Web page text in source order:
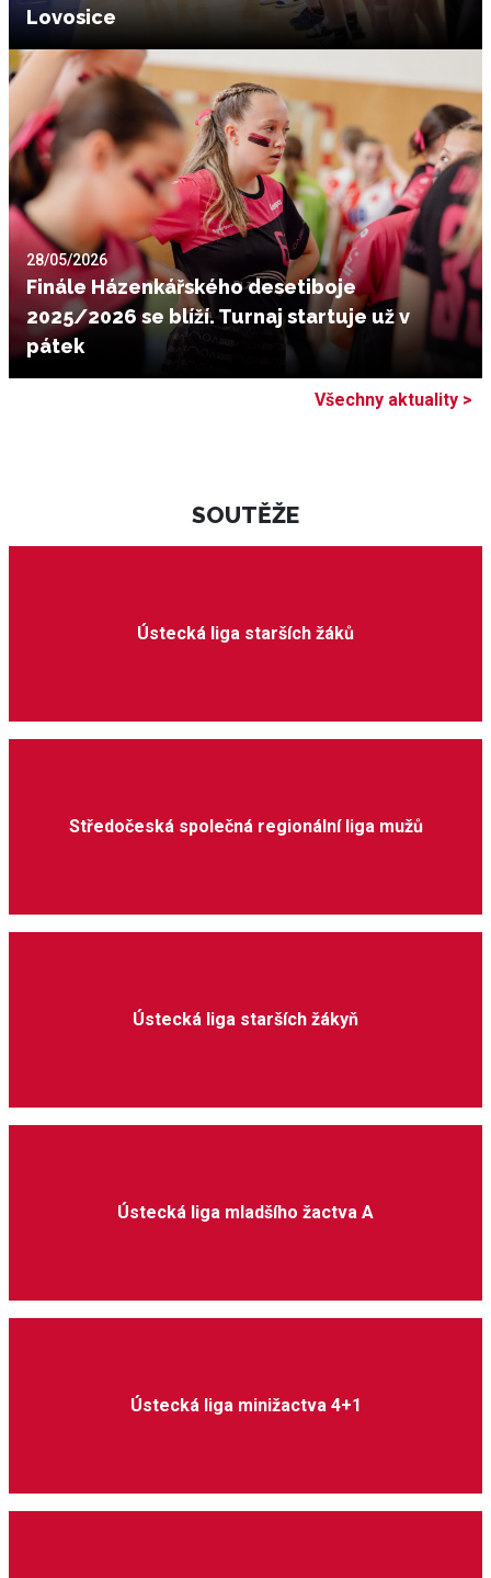
Lovosice
28/05/2026
Finále Házenkářského desetiboje
2025/2026 se blíží. Turnaj startuje už v
pátek
Všechny aktuality >
SOUTĚŽE
Ústecká liga starších žáků
Středočeská společná regionální liga mužů
Ústecká liga starších žákyň
Ústecká liga mladšího žactva A
Ústecká liga minižactva 4+1